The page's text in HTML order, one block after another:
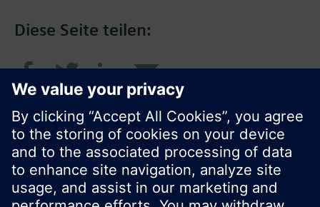
Diese Seite teilen: